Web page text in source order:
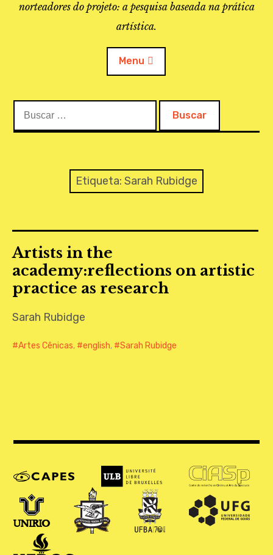
norteadores do projeto: a pesquisa baseada na prática
artística.
Menu
O PROJETO
MAPEAMENTO
REVISTA IEPA
CONTATO
Etiqueta: Sarah Rubidge
Artists in the
academy:reflections on artistic
practice as research
Sarah Rubidge
Artes Cênicas, english, Sarah Rubidge